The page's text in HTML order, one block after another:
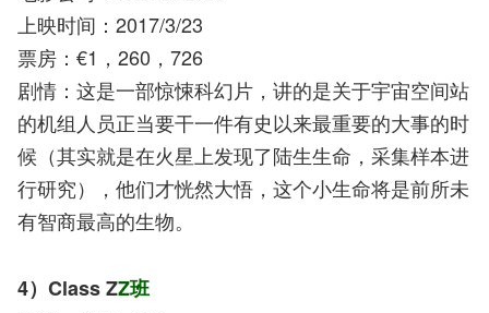
上映时间：2017/3/23
票房：€1，260，726
剧情：这是一部惊悚科幻片，讲的是关于宇宙空间站
的机组人员正当要干一件有史以来最重要的大事的时
候（其实就是在火星上发现了陆生生命，采集样本进
行研究），他们才恍然大悟，这个小生命将是前所未
有智商最高的生物。
4）Class ZZ班